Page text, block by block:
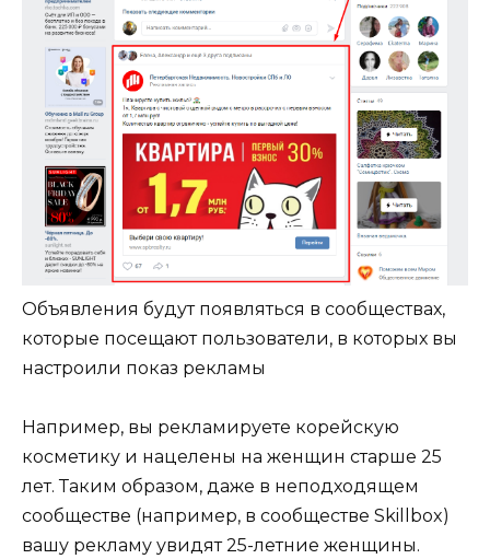
Объявления будут появляться в сообществах,
которые посещают пользователи, в которых вы
настроили показ рекламы
Например, вы рекламируете корейскую
косметику и нацелены на женщин старше 25
лет. Таким образом, даже в неподходящем
сообществе (например, в сообществе Skillbox)
вашу рекламу увидят 25-летние женщины.